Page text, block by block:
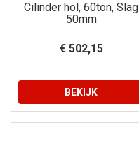
Cilinder hol, 60ton, Slag
50mm
€ 502,15
BEKIJK